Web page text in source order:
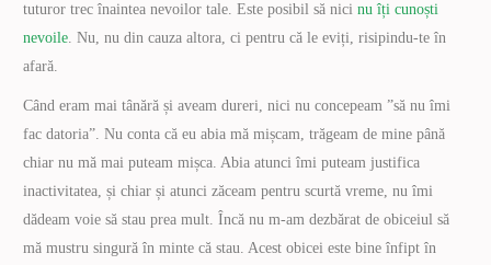
tuturor trec înaintea nevoilor tale. Este posibil să nicinu îți cunoști
nevoile. Nu, nu din cauza altora, ci pentru că le eviți, risipindu-te în
afară.
Când eram mai tânără și aveam dureri, nici nu concepeam ”să nu îmi
fac datoria”. Nu conta că eu abia mă mișcam, trăgeam de mine până
chiar nu mă mai puteam mișca. Abia atunci îmi puteam justifica
inactivitatea, și chiar și atunci zăceam pentru scurtă vreme, nu îmi
dădeam voie să stau prea mult. Încă nu m-am dezbărat de obiceiul să
mă mustru singură în minte că stau. Acest obicei este bine înfipt în